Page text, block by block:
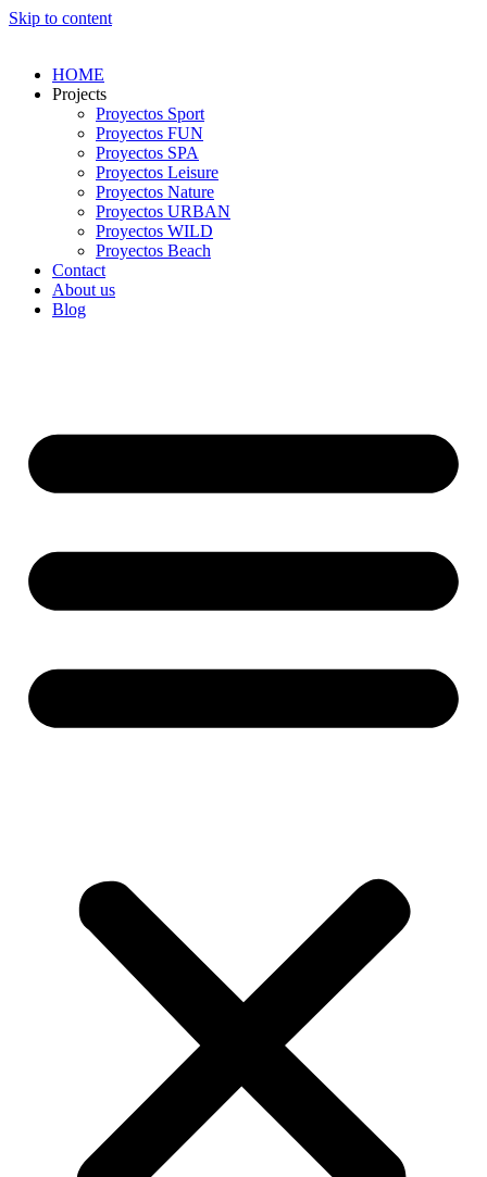
Skip to content
HOME
Projects
Proyectos Sport
Proyectos FUN
Proyectos SPA
Proyectos Leisure
Proyectos Nature
Proyectos URBAN
Proyectos WILD
Proyectos Beach
Contact
About us
Blog